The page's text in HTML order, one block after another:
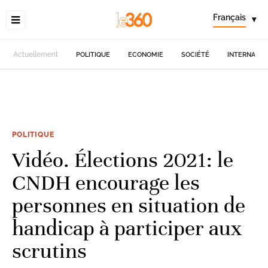
Français ▾
Actuellement POLITIQUE ECONOMIE SOCIÉTÉ
POLITIQUE
Vidéo. Élections 2021: le
CNDH encourage les
personnes en situation de
handicap à participer aux
scrutins